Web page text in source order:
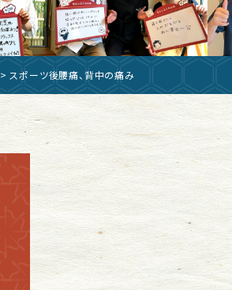
> スポーツ後腰痛、背中の痛み